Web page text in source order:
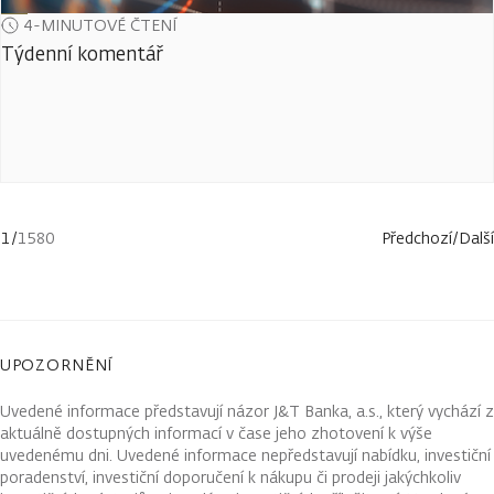
4-MINUTOVÉ ČTENÍ
Týdenní komentář
1/1580 Předchozí/Další
UPOZORNĚNÍ
Uvedené informace představují názor J&T Banka, a.s., který vychází z
aktuálně dostupných informací v čase jeho zhotovení k výše
uvedenému dni. Uvedené informace nepředstavují nabídku, investiční
poradenství, investiční doporučení k nákupu či prodeji jakýchkoliv